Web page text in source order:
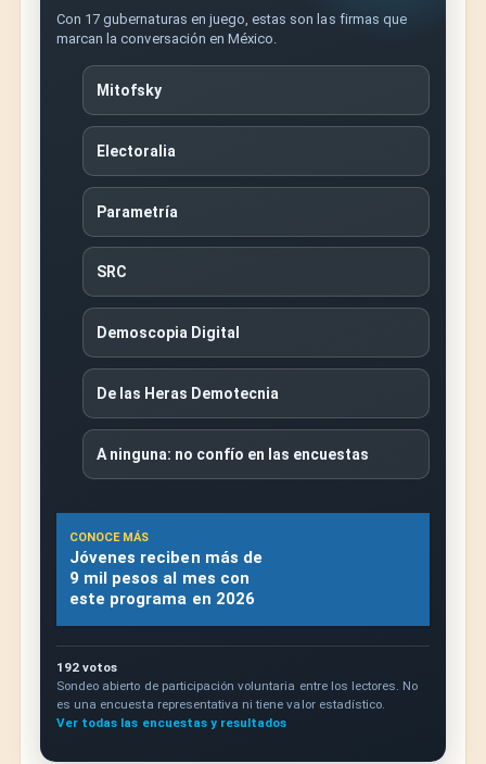
Con 17 gubernaturas en juego, estas son las firmas que
marcan la conversación en México.
Mitofsky
Electoralia
Parametría
SRC
Demoscopia Digital
De las Heras Demotecnia
A ninguna: no confío en las encuestas
CONOCE MÁS
Jóvenes reciben más de
9 mil pesos al mes con
este programa en 2026
192 votos
Sondeo abierto de participación voluntaria entre los lectores. No
es una encuesta representativa ni tiene valor estadístico.
Ver todas las encuestas y resultados